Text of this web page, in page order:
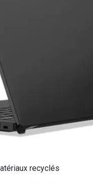
recyclés